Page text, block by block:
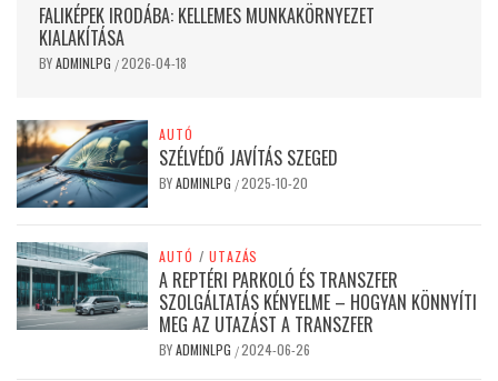
FALIKÉPEK IRODÁBA: KELLEMES MUNKAKÖRNYEZET
KIALAKÍTÁSA
BYADMINLPG /2026-04-18
AUTÓ
SZÉLVÉDŐ JAVÍTÁS SZEGED
BYADMINLPG /2025-10-20
AUTÓ / UTAZÁS
A REPTÉRI PARKOLÓ ÉS TRANSZFER
SZOLGÁLTATÁS KÉNYELME – HOGYAN KÖNNYÍTI
MEG AZ UTAZÁST A TRANSZFER
BYADMINLPG /2024-06-26